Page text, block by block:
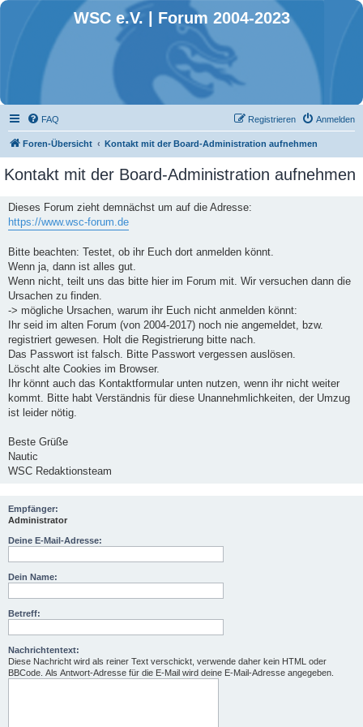
WSC e.V. | Forum 2004-2023
FAQ Anmelden
Registrieren
Foren-Übersicht Kontakt mit der Board-Administration aufnehmen
Kontakt mit der Board-Administration aufnehmen
Dieses Forum zieht demnächst um auf die Adresse:
https://www.wsc-forum.de
Bitte beachten: Testet, ob ihr Euch dort anmelden könnt.
Wenn ja, dann ist alles gut.
Wenn nicht, teilt uns das bitte hier im Forum mit. Wir versuchen dann die
Ursachen zu finden.
-> mögliche Ursachen, warum ihr Euch nicht anmelden könnt:
Ihr seid im alten Forum (von 2004-2017) noch nie angemeldet, bzw.
registriert gewesen. Holt die Registrierung bitte nach.
Das Passwort ist falsch. Bitte Passwort vergessen auslösen.
Löscht alte Cookies im Browser.
Ihr könnt auch das Kontaktformular unten nutzen, wenn ihr nicht weiter
kommt. Bitte habt Verständnis für diese Unannehmlichkeiten, der Umzug
ist leider nötig.
Beste Grüße
Nautic
WSC Redaktionsteam
Empfänger:
Administrator
Deine E-Mail-Adresse:
Dein Name:
Betreff:
Nachrichtentext:
Diese Nachricht wird als reiner Text verschickt, verwende daher kein HTML oder
BBCode. Als Antwort-Adresse für die E-Mail wird deine E-Mail-Adresse angegeben.